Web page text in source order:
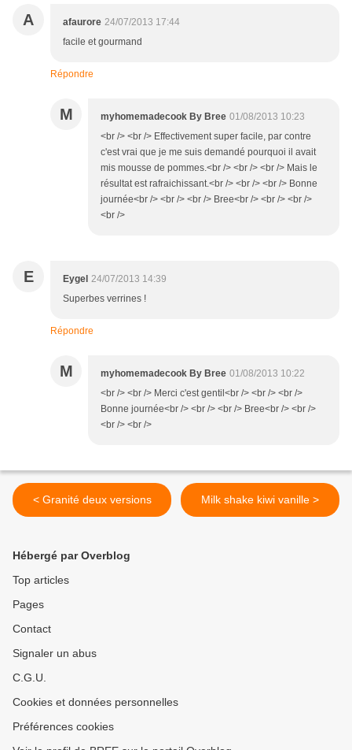
A afaurore 24/07/2013 17:44
facile et gourmand
Répondre
M myhomemadecook By Bree 01/08/2013 10:23
<br /> <br /> Effectivement super facile, par contre
c'est vrai que je me suis demandé pourquoi il avait
mis mousse de pommes.<br /> <br /> <br /> Mais le
résultat est rafraichissant.<br /> <br /> <br /> Bonne
journée<br /> <br /> <br /> Bree<br /> <br /> <br />
<br />
E Eygel 24/07/2013 14:39
Superbes verrines !
Répondre
M myhomemadecook By Bree 01/08/2013 10:22
<br /> <br /> Merci c'est gentil<br /> <br /> <br />
Bonne journée<br /> <br /> <br /> Bree<br /> <br />
<br /> <br />
< Granité deux versions Milk shake kiwi vanille >
Hébergé par Overblog
Top articles
Pages
Contact
Signaler un abus
C.G.U.
Cookies et données personnelles
Préférences cookies